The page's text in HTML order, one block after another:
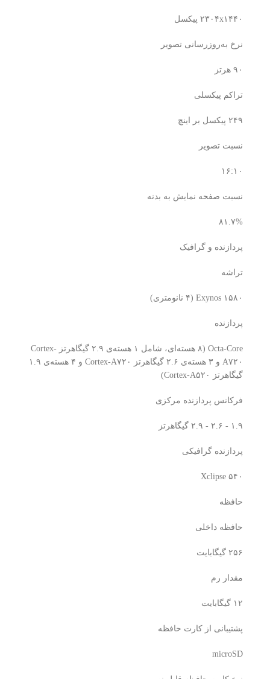
۲۳۰۴x۱۴۴۰ پیکسل
نرخ به‌روزرسانی تصویر
۹۰ هرتز
تراکم پیکسلی
۲۴۹ پیکسل بر اینچ
نسبت تصویر
۱۶:۱۰
نسبت صفحه‌ نمایش به بدنه
۸۱.۷%
پردازنده و گرافیک
تراشه
Exynos ۱۵۸۰ (۴ نانومتری)
پردازنده‌
Octa-Core (۸ هسته‌ای، شامل ۱ هسته‌ی ۲.۹ گیگاهرتز Cortex-
A۷۲۰ و ۳ هسته‌ی ۲.۶ گیگاهرتز Cortex-A۷۲۰ و ۴ هسته‌ی ۱.۹
گیگاهرتز Cortex-A۵۲۰)
فرکانس پردازنده‌ مرکزی
۱.۹ - ۲.۶ - ۲.۹ گیگاهرتز
پردازنده‌ گرافیکی
Xclipse ۵۴۰
حافظه
حافظه داخلی
۲۵۶ گیگابایت
مقدار رم
۱۲ گیگابایت
پشتیبانی از کارت حافظه
microSD